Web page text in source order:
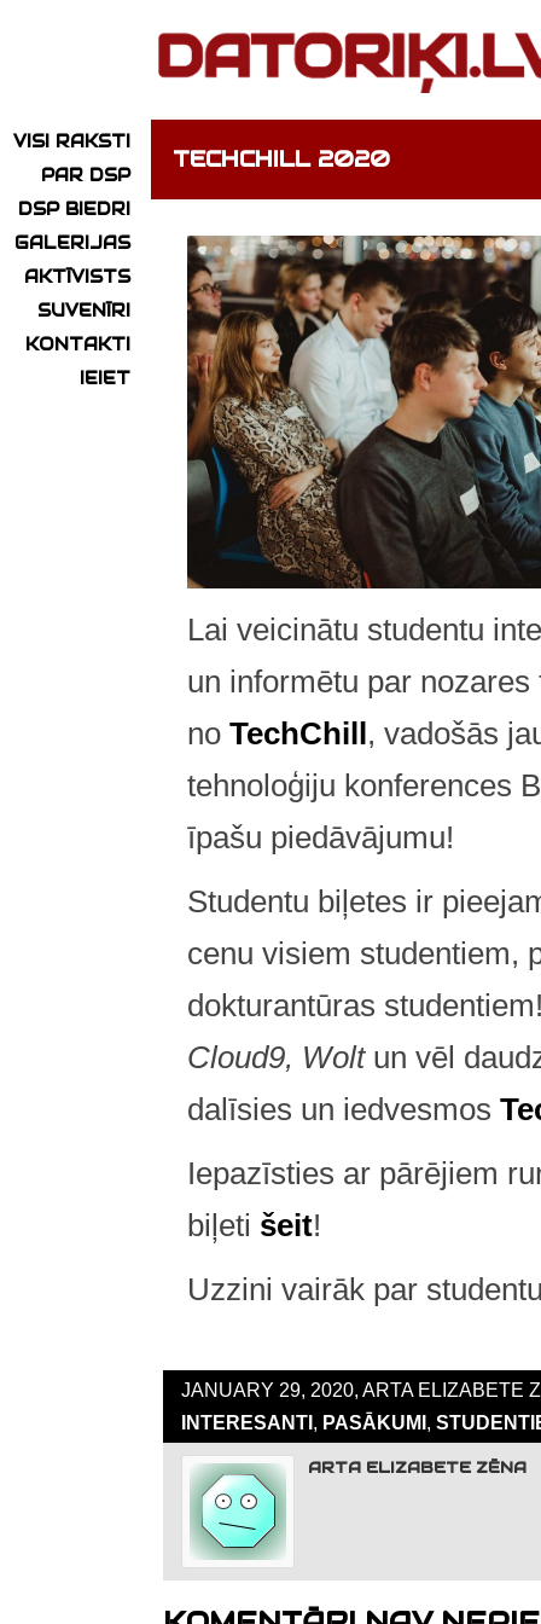
VISI RAKSTI
PAR DSP
DSP BIEDRI
GALERIJAS
AKTĪVISTS
SUVENĪRI
KONTAKTI
IEIET
TECHCHILL 2020
Lai veicinātu studentu
un informētu par
no TechChill , vadošās
tehnoloģiju konferences
īpašu piedāvājumu!
Studentu biļetes ir
cenu visiem studentiem,
dokturantūras
Cloud9, Woltun vēl
dalīsies un iedvesmos
Iepazīsties ar pārējiem
biļeti šeit!
Uzzini vairāk par
JANUARY 29, 2020, ARTA ELIZABETE
INTERESANTI, PASĀKUMI,
ARTA ELIZABETE ZĒNA